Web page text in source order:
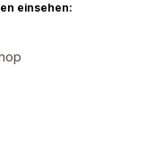
einsehen: